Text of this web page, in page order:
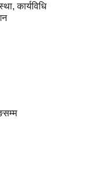
कार्यविधि